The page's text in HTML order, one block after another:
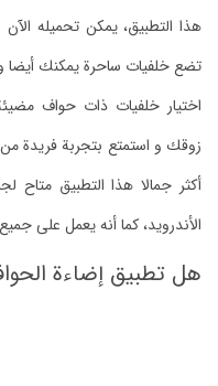
هذا التطبيق، يمكن تحميله
تضع خلفيات ساحرة يمكنك أيضا
اختيار خلفيات ذات حواف
زوقك و استمتع بتجربة فريدة
أكثر جمالا هذا التطبيق متاح
الأندرويد، كما أنه يعمل على
هل تطبيق إضاءة